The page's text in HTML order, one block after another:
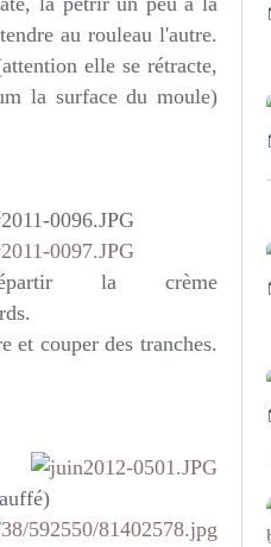
au rouleau l'autre.
elle se rétracte,
la surface du moule)
la crème
et couper des tranches.